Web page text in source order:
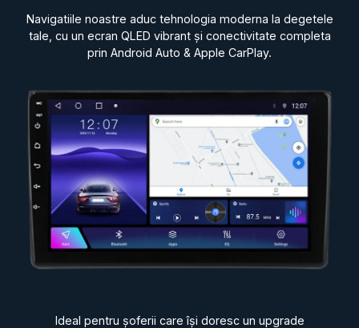
Navigatiile noastre aduc tehnologia moderna la degetele
tale, cu un ecran QLED vibrant și conectivitate completa
prin Android Auto & Apple CarPlay.
Ideal pentru șoferii care își doresc un upgrade